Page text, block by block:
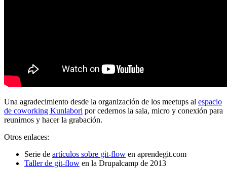
Una agradecimiento desde la organización de los meetups al espacio
de coworking Kunlabori por cedernos la sala, micro y conexión para
reunirnos y hacer la grabación.
Otros enlaces:
Serie de artículos sobre git-flow en aprendegit.com
Taller de git-flow en la Drupalcamp de 2013